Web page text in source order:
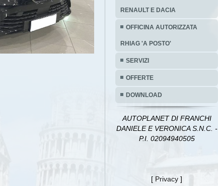
RENAULT E DACIA
OFFICINA AUTORIZZATA
RHIAG 'A POSTO'
SERVIZI
OFFERTE
DOWNLOAD
AUTOPLANET DI FRANCHI
DANIELE E VERONICA S.N.C. -
P.I. 02094940505
[ Privacy ]